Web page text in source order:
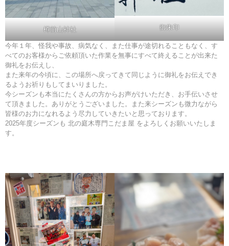
樽前山神社 御朱印
今年１年、怪我や事故、病気なく、また仕事が途切れることもなく、す
べてのお客様からご依頼頂いた作業を無事にすべて終えることが出来た
御礼をお伝えし、
また来年の今頃に、この場所へ戻ってきて同じように御礼をお伝えでき
るようお祈りもしてまいりました。
今シーズンも本当にたくさんの方からお声がけいただき、お手伝いさせ
て頂きました。ありがとうございました。また来シーズンも微力ながら
皆様のお力になれるよう尽力していきたいと思っております。
2025年度シーズンも 北の庭木専門こだま屋 をよろしくお願いいたしま
す。